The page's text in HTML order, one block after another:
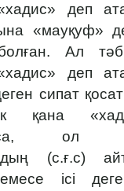
деп
«мауқуф»
Ал
деп
сипат
қана
ол
(с.ғ.с)
ісі